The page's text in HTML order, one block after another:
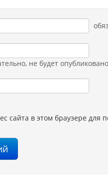
, не будет опубликовано
сайта в этом браузере для